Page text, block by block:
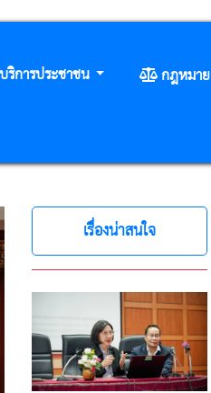
บริการประชาชน
กฎหมาย
เรื่องน่าสนใจ